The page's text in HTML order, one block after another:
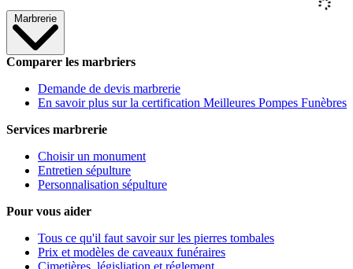
Marbrerie
Comparer les marbriers
Demande de devis marbrerie
En savoir plus sur la certification Meilleures Pompes Funèbres
Services marbrerie
Choisir un monument
Entretien sépulture
Personnalisation sépulture
Pour vous aider
Tous ce qu'il faut savoir sur les pierres tombales
Prix et modèles de caveaux funéraires
Cimetières, législiation et réglement